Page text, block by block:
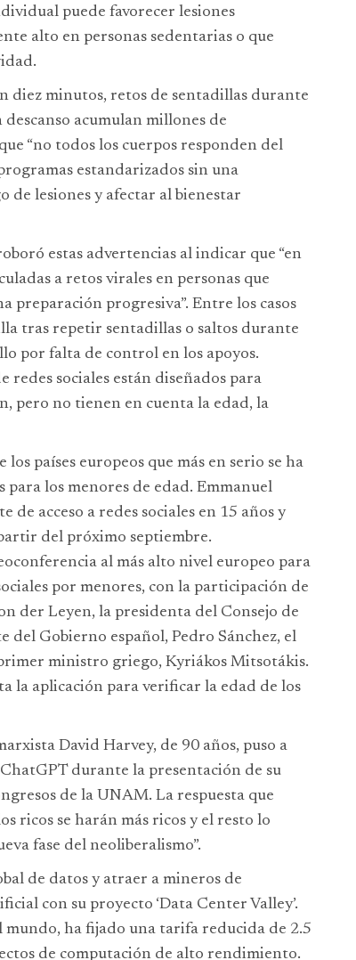
puede favorecer lesiones
alto en personas sedentarias o que
diez minutos, retos de sentadillas durante
acumulan millones de
“no todos los cuerpos responden del
estandarizados sin una
de lesiones y afectar al bienestar
estas advertencias al indicar que “en
a retos virales en personas que
preparación progresiva”. Entre los casos
tras repetir sentadillas o saltos durante
por falta de control en los apoyos.
sociales están diseñados para
pero no tienen en cuenta la edad, la
países europeos que más en serio se ha
para los menores de edad. Emmanuel
acceso a redes sociales en 15 años y
del próximo septiembre.
al más alto nivel europeo para
por menores, con la participación de
der Leyen, la presidenta del Consejo de
Gobierno español, Pedro Sánchez, el
ministro griego, Kyriákos Mitsotákis.
la aplicación para verificar la edad de los
David Harvey, de 90 años, puso a
durante la presentación de su
de la UNAM. La respuesta que
ricos se harán más ricos y el resto lo
fase del neoliberalismo”.
de datos y atraer a mineros de
con su proyecto ‘Data Center Valley’.
ha fijado una tarifa reducida de 2.5
de computación de alto rendimiento.